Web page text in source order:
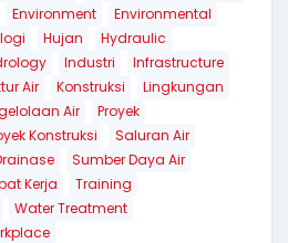
Environment
Environmental
Hujan
Hydraulic
Industri
Infrastructure
Air Konstruksi
Lingkungan
Air
Proyek
Konstruksi
Saluran Air
Sumber Daya Air
Kerja
Training
Water Treatment